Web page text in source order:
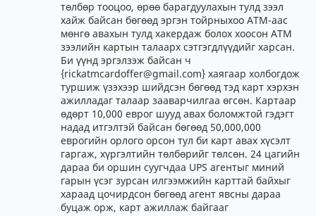
төлбөр тооцоо, өрөө барагдуулахын тулд зээл
хайж байсан бөгөөд эргэн тойрныхоо АТМ-аас
мөнгө авахын тулд хакердаж болох хоосон АТМ
зээлийн картын талаарх сэтгэгдлүүдийг харсан.
Би үүнд эргэлзэж байсан ч
{rickatmcardoffer@gmail.com} хаягаар холбогдож
туршиж үзэхээр шийдсэн бөгөөд тэд карт хэрхэн
ажилладаг талаар зааварчилгаа өгсөн. Картаар
өдөрт 10,000 еврог шууд авах боломжтой гэдэгт
надад итгэлтэй байсан бөгөөд 50,000,000
еврогийн орлого орсон тул би карт авах хүсэлт
гаргаж, хүргэлтийн төлбөрийг төлсөн. 24 цагийн
дараа би оршин суугчдаа UPS агентыг миний
гарын үсэг зурсан илгээмжийн карттай байхыг
хараад цочирдсон бөгөөд агент явсны дараа
буцаж орж, карт ажиллаж байгааг